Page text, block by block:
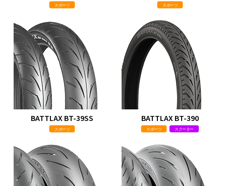
スポーツ スポーツ
BATTLAX BT-39SS
スポーツ
BATTLAX BT-390
スポーツ スクーター